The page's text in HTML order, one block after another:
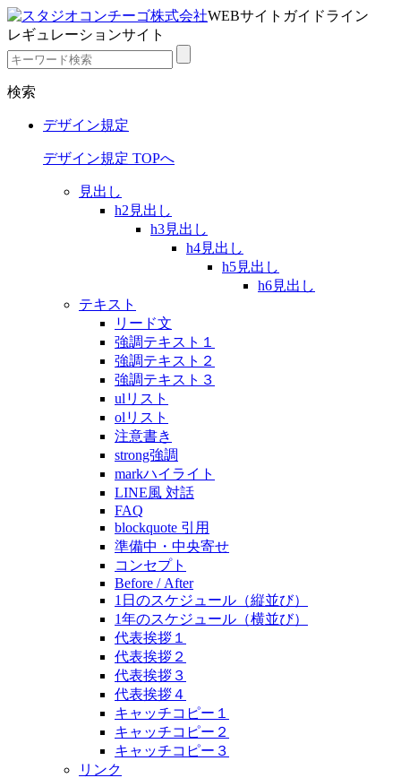
WEBサイトガイドライン
レギュレーションサイト
検索
デザイン規定
デザイン規定 TOPへ
見出し
h2見出し
h3見出し
h4見出し
h5見出し
h6見出し
テキスト
リード文
強調テキスト１
強調テキスト２
強調テキスト３
ulリスト
olリスト
注意書き
strong強調
markハイライト
LINE風 対話
FAQ
blockquote 引用
準備中・中央寄せ
コンセプト
Before / After
1日のスケジュール（縦並び）
1年のスケジュール（横並び）
代表挨拶１
代表挨拶２
代表挨拶３
代表挨拶４
キャッチコピー１
キャッチコピー２
キャッチコピー３
リンク